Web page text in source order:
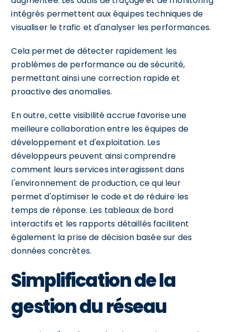
intégrés permettent aux équipes techniques de
visualiser le trafic et d'analyser les performances.
Cela permet de détecter rapidement les
problèmes de performance ou de sécurité,
permettant ainsi une correction rapide et
proactive des anomalies.
En outre, cette visibilité accrue favorise une
meilleure collaboration entre les équipes de
développement et d'exploitation. Les
développeurs peuvent ainsi comprendre
comment leurs services interagissent dans
l'environnement de production, ce qui leur
permet d'optimiser le code et de réduire les
temps de réponse. Les tableaux de bord
interactifs et les rapports détaillés facilitent
également la prise de décision basée sur des
données concrètes.
Simplification de la
gestion du réseau